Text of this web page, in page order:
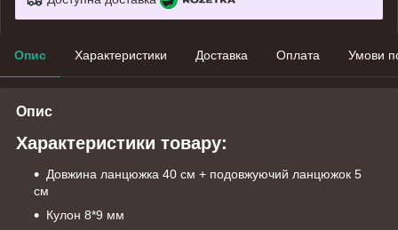
Опис Характеристики Доставка Оплата Умови
Опис
Характеристики товару:
Довжина ланцюжка 40 см + подовжуючий ланцюжок 5
см
Кулон 8*9 мм